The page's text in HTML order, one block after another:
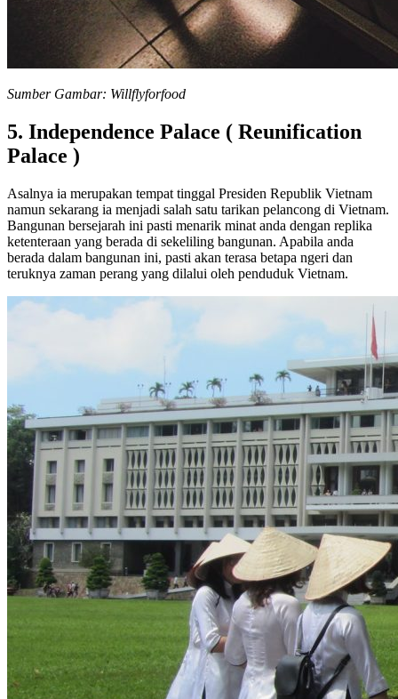
Sumber Gambar: Willflyforfood
5. Independence Palace ( Reunification
Palace )
Asalnya ia merupakan tempat tinggal Presiden Republik Vietnam
namun sekarang ia menjadi salah satu tarikan pelancong di Vietnam.
Bangunan bersejarah ini pasti menarik minat anda dengan replika
ketenteraan yang berada di sekeliling bangunan. Apabila anda
berada dalam bangunan ini, pasti akan terasa betapa ngeri dan
teruknya zaman perang yang dilalui oleh penduduk Vietnam.